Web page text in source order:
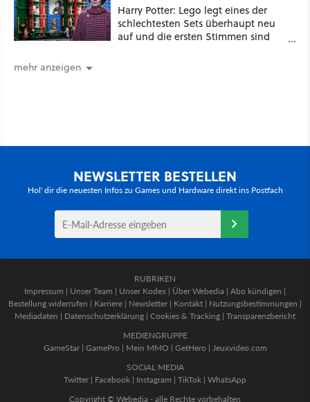
Harry Potter: Lego legt eines der
schlechtesten Sets überhaupt neu
auf und die ersten Stimmen sind
mehr anzeigen
NEWSLETTER BESTELLEN
Hol' dir die neuesten Infos zu Games und Hardware direkt ins Postfach
RUBRIKEN
Impressum | Unser Team | Unser Kodex | Über Webedia | Abo kündigen |
Bestellung widerrufen | Karriere | Newsletter | Kontakt | Nutzungsbestimmungen |
Mediadaten | Datenschutzerklärung | Cookies & Tracking | Transparenzbericht
MEDIENGRUPPE
GameStar| GamePro | Mein MMO | GetHero | Jeuxvideo.com
SOCIAL MEDIA
Twitter | Facebook | Instagram | TikTok | WhatsApp
Copyright © Webedia - alle Rechte vorbehalten